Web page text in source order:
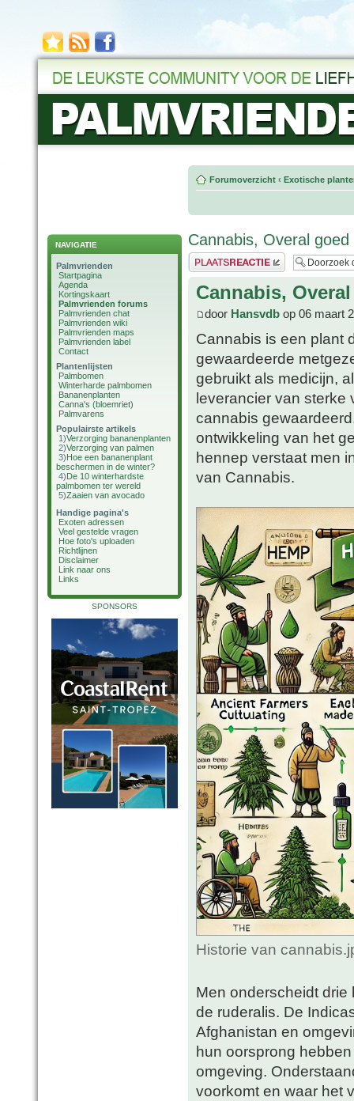
NAVIGATIE
Palmvrienden
Startpagina
Agenda
Kortingskaart
Palmvrienden forums
Palmvrienden chat
Palmvrienden wiki
Palmvrienden maps
Palmvrienden label
Contact
Plantenlijsten
Palmbomen
Winterharde palmbomen
Bananenplanten
Canna's (bloemriet)
Palmvarens
Populairste artikels
1)Verzorging bananenplanten
2)Verzorging van palmen
3)Hoe een bananenplant
beschermen in de winter?
4)De 10 winterhardste
palmbomen ter wereld
5)Zaaien van avocado
Handige pagina's
Exoten adressen
Veel gestelde vragen
Hoe foto's uploaden
Richtlijnen
Disclaimer
Link naar ons
Links
SPONSORS
Forumoverzicht ‹ Exotische
Cannabis, Overal goed
Plaats een reactie
Cannabis,
door Hansvdb op 06 maart
Cannabis is een plant
gewaardeerde
gebruikt als medicijn,
leverancier van sterke
cannabis
ontwikkeling van het
hennep verstaat men
van Cannabis.
Historie van
Men onderscheidt
de ruderalis. De
Afghanistan en
hun oorsprong
omgeving.
voorkomt en waar het